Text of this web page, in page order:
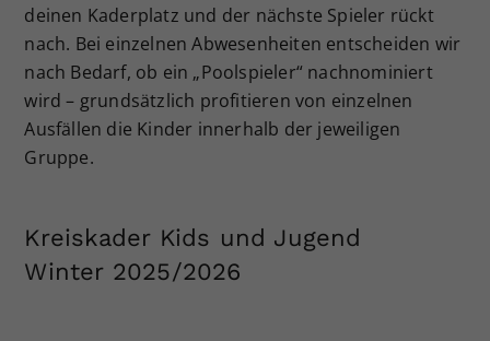
deinen Kaderplatz und der nächste Spieler rückt
nach. Bei einzelnen Abwesenheiten entscheiden wir
nach Bedarf, ob ein „Poolspieler“ nachnominiert
wird – grundsätzlich profitieren von einzelnen
Ausfällen die Kinder innerhalb der jeweiligen
Gruppe.
Kreiskader Kids und Jugend
Winter 2025/2026